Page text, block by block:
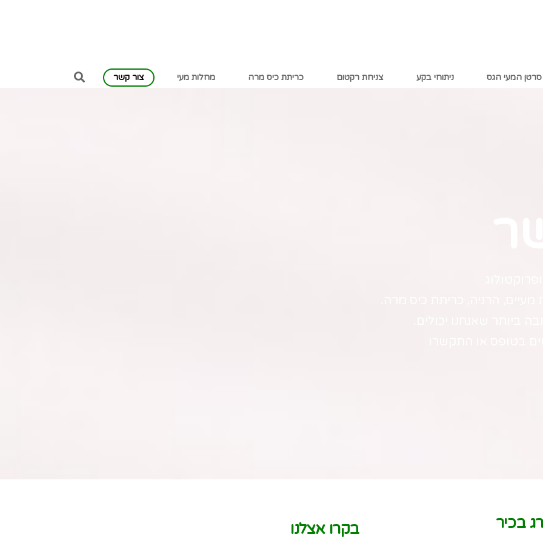
סרטן המעי הגס ניתוחי בקע צניחת רקטום כריתת כיס מרה מחלות מעי צור קשר
בכיר בקרו אצלנו